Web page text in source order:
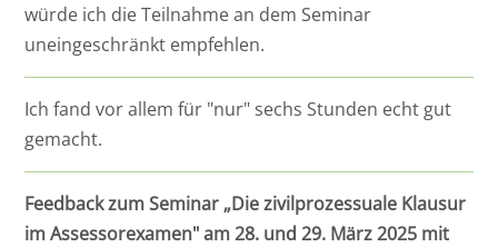
würde ich die Teilnahme an dem Seminar
uneingeschränkt empfehlen.
Ich fand vor allem für "nur" sechs Stunden echt gut
gemacht.
Feedback zum Seminar „Die zivilprozessuale Klausur
im Assessorexamen" am 28. und 29. März 2025 mit